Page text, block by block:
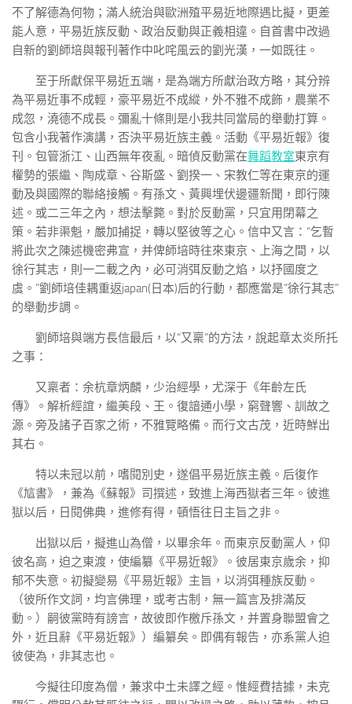
不了解德為何物；滿人統治與歐洲殖平易近地際遇比擬，更差
能人意，平易近族反動、政治反動與正義相違。自首書中改過
自新的劉師培與報刊著作中叱咤風云的劉光漢，一如既往。
至于所獻保平易近五端，是為端方所獻治政方略，其分辨
為平易近事不成輕，豪平易近不成縱，外不雅不成飾，農業不
成忽，澆德不成長。彌亂十條則是小我共同當局的舉動打算。
包含小我著作演講，否決平易近族主義。活動《平易近報》復
刊。包管浙江、山西無年夜亂。暗偵反動黨在舞蹈教室東京有
權勢的張繼、陶成章、谷斯盛、劉揆一、宋教仁等在東京的運
動及與國際的聯絡接觸。有孫文、黃興埋伏邊疆新聞，即行陳
述。或二三年之內，想法擊斃。對於反動黨，只宜用閉幕之
策。若非渠魁，嚴加捕捉，轉以堅彼等之心。信中又言：“乞暫
將此次之陳述機密弗宣，并俾師培時往來東京、上海之間，以
徐行其志，則一二載之內，必可消弭反動之焰，以抒國度之
虞。”劉師培佳耦重返japan(日本)后的行動，都應當是“徐行其志”
的舉動步調。
劉師培與端方長信最后，以“又稟”的方法，說起章太炎所托
之事：
又稟者：余杭章炳麟，少治經學，尤深于《年齡左氏
傳》。解析經誼，繼美段、王。復諳通小學，窮聲響、訓故之
源。旁及諸子百家之術，不雅覽略備。而行文古茂，近時鮮出
其右。
特以未冠以前，嗜閱別史，遂倡平易近族主義。后復作
《訄書》，兼為《蘇報》司撰述，致進上海西獄者三年。彼進
獄以后，日閱佛典，進修有得，頓悟往日主旨之非。
出獄以后，擬進山為僧，以畢余年。而東京反動黨人，仰
彼名高，迫之東渡，使編纂《平易近報》。彼居東京歲余，抑
郁不失意。初擬變易《平易近報》主旨，以消弭種族反動。
（彼所作文詞，均言佛理，或考古制，無一篇言及排滿反
動。）嗣彼黨時有謗言，故彼即作檄斥孫文，并置身聯盟會之
外，近且辭《平易近報》）編纂矣。即偶有報告，亦系黨人迫
彼使為，非其志也。
今擬往印度為僧，兼求中土未譯之經。惟經費拮據，未克